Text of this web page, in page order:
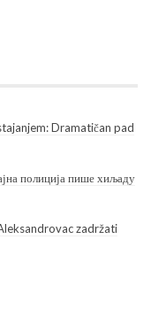
Dramatičan pad
полиција пише хиљаду
zadržati